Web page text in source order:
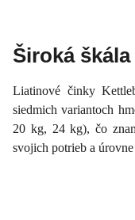
Široká
Liatinové činky
siedmich variantoch
20 kg, 24 kg), čo
svojich potrieb a